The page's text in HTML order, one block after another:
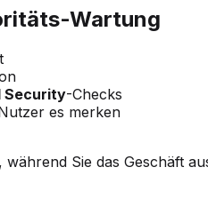
Wartung
Security-Checks
es merken
Sie das Geschäft